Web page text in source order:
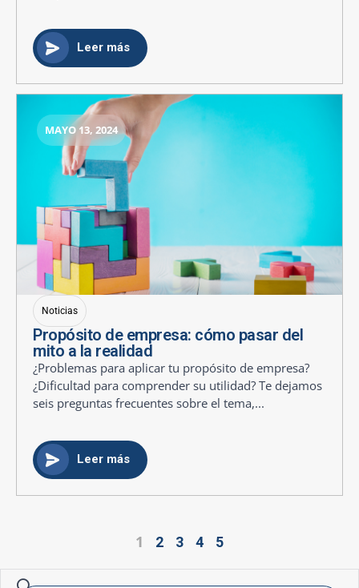
Leer más
MAYO 13, 2024
Noticias
Propósito de empresa: cómo pasar del
mito a la realidad
¿Problemas para aplicar tu propósito de empresa?
¿Dificultad para comprender su utilidad? Te dejamos
seis preguntas frecuentes sobre el tema,...
Leer más
1 2 3 4 5